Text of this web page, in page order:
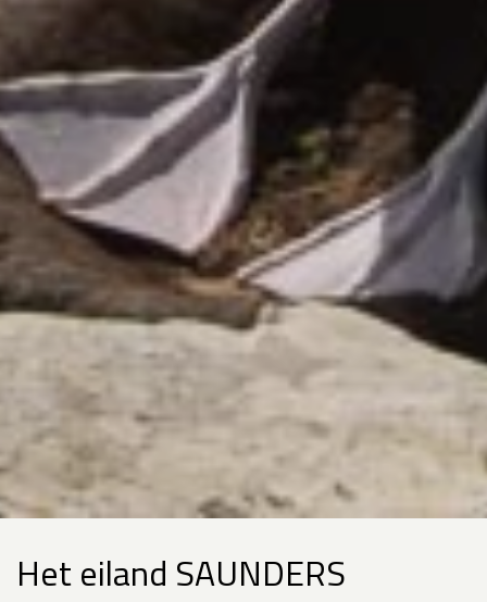
Het eiland SAUNDERS